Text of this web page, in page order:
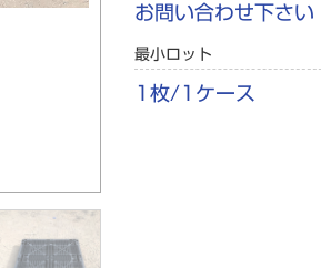
お問い合わせ下さい
最小ロット
1枚/1ケース